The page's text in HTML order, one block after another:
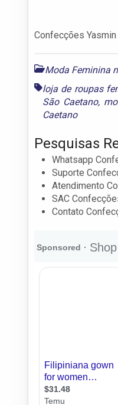
Confecções
Moda Feminina
loja de roupas
São Caetano,
Caetano
Pesquisas
Whatsapp
Suporte
Atendimento
SAC
Contato